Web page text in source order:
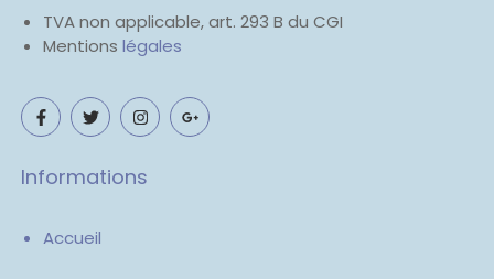
TVA non applicable, art. 293 B du CGI
Mentions légales
Informations
Accueil